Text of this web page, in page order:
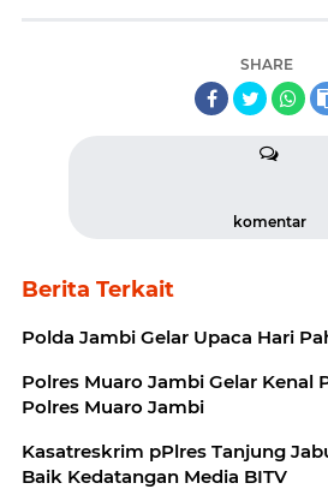
SHARE
komentar
Berita Terkait
Polda Jambi Gelar Upaca Hari
Polres Muaro Jambi Gelar Kenal
Polres Muaro Jambi
Kasatreskrim pPlres Tanjung
Baik Kedatangan Media BITV